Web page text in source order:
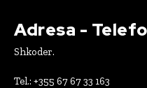
Adresa -
Shkoder.
Tel.: +355 67 67 33 163